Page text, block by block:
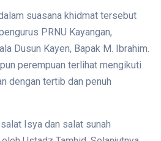
suasana khidmat tersebut
PRNU Kayangan,
Dusun Kayen, Bapak M. Ibrahim.
perempuan terlihat mengikuti
dengan tertib dan penuh
Isya dan salat sunah